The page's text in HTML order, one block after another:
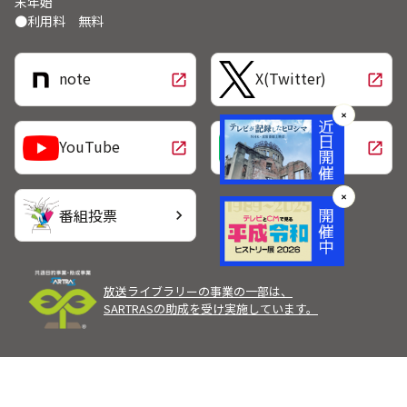
●利用料 無料
note open_in_new X(Twitter) open_in_new
YouTube open_in_new LINE open_in_new
番組投票 chevron_right
放送ライブラリーの事業の一部は、
SARTRASの助成を受け実施しています。
✕
✕